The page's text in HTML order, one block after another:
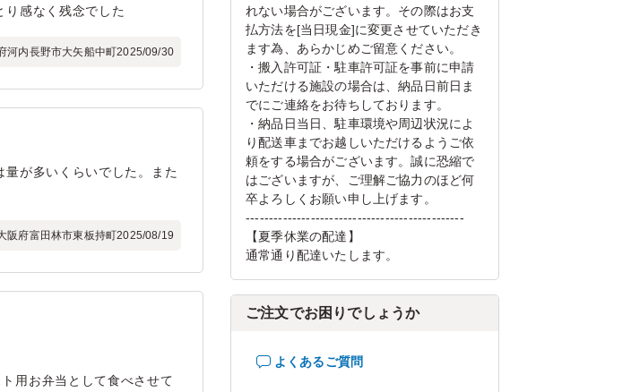
り感なく残念でした
河内長野市大矢船中町2025/09/30
が多いくらいでした。また
阪府富田林市東板持町2025/08/19
用お弁当として食べさせて
れない場合がございます。その際はお支
払方法を[当日現金]に変更させていただき
ます為、あらかじめご留意ください。
・搬入許可証・駐車許可証を事前に申請
いただける施設の場合は、納品日前日ま
でにご連絡をお待ちしております。
・納品日当日、駐車環境や周辺状況によ
り配送車までお越しいただけるようご依
頼をする場合がございます。誠に恐縮で
はございますが、ご理解ご協力のほど何
卒よろしくお願い申し上げます。
-----------------------------------------------
【夏季休業の配達】
通常通り配達いたします。
ご注文でお困りでしょうか
よくあるご質問